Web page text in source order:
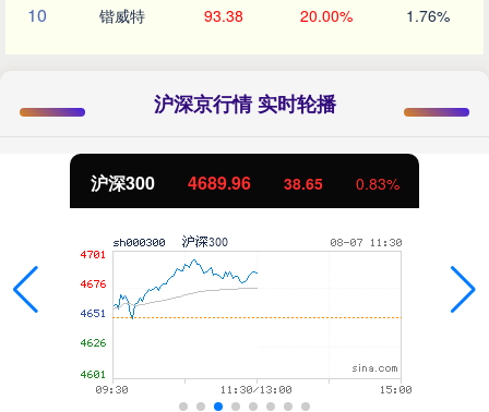
10 锴威特 93.38 20.00% 1.76%
沪深京行情 实时轮播
沪深300 4689.96 38.65 0.83%